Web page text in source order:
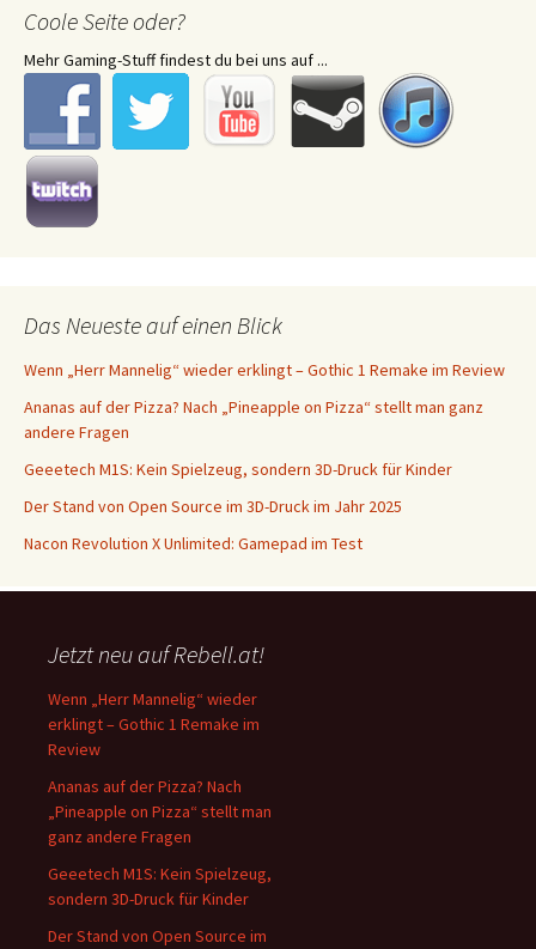
Coole Seite oder?
Mehr Gaming-Stuff findest du bei uns auf ...
Das Neueste auf einen Blick
Wenn „Herr Mannelig“ wieder erklingt – Gothic 1 Remake im Review
Ananas auf der Pizza? Nach „Pineapple on Pizza“ stellt man ganz
andere Fragen
Geeetech M1S: Kein Spielzeug, sondern 3D-Druck für Kinder
Der Stand von Open Source im 3D-Druck im Jahr 2025
Nacon Revolution X Unlimited: Gamepad im Test
Jetzt neu auf Rebell.at!
Wenn „Herr Mannelig“ wieder
erklingt – Gothic 1 Remake im
Review
Ananas auf der Pizza? Nach
„Pineapple on Pizza“ stellt man
ganz andere Fragen
Geeetech M1S: Kein Spielzeug,
sondern 3D-Druck für Kinder
Der Stand von Open Source im